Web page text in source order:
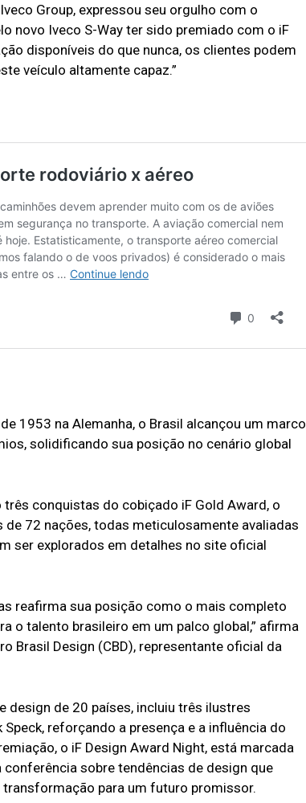
Group, expressou seu orgulho com o
novo Iveco S-Way ter sido premiado com o iF
disponíveis do que nunca, os clientes podem
veículo altamente capaz.”
1953 na Alemanha, o Brasil alcançou um marco
solidificando sua posição no cenário global
conquistas do cobiçado iF Gold Award, o
72 nações, todas meticulosamente avaliadas
ser explorados em detalhes no site oficial
reafirma sua posição como o mais completo
o talento brasileiro em um palco global,” afirma
Brasil Design (CBD), representante oficial da
design de 20 países, incluiu três ilustres
reforçando a presença e a influência do
o iF Design Award Night, está marcada
sobre tendências de design que
para um futuro promissor.